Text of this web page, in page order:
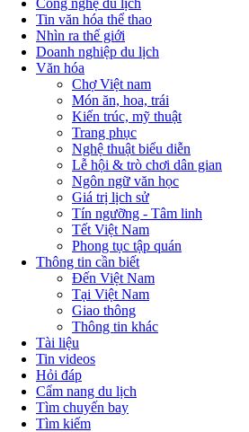
Công nghệ du lịch
Tin văn hóa thể thao
Nhìn ra thế giới
Doanh nghiệp du lịch
Văn hóa
Chợ Việt nam
Món ăn, hoa, trái
Kiến trúc, mỹ thuật
Trang phục
Nghệ thuật biểu diễn
Lễ hội & trò chơi dân gian
Ngôn ngữ văn học
Giá trị lịch sử
Tín ngưỡng - Tâm linh
Tết Việt Nam
Phong tục tập quán
Thông tin cần biết
Đến Việt Nam
Tại Việt Nam
Giao thông
Thông tin khác
Tài liệu
Tin videos
Hỏi đáp
Cẩm nang du lịch
Tìm chuyến bay
Tìm kiếm